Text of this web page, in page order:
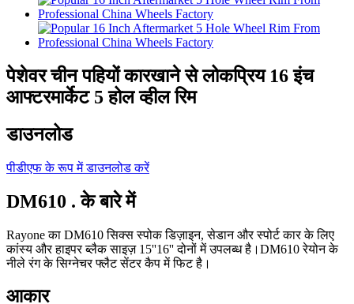
पेशेवर चीन पहियों कारखाने से लोकप्रिय 16 इंच
आफ्टरमार्केट 5 होल व्हील रिम
डाउनलोड
पीडीएफ के रूप में डाउनलोड करें
DM610 . के बारे में
Rayone का DM610 सिक्स स्पोक डिज़ाइन, सेडान और स्पोर्ट कार के लिए
कांस्य और हाइपर ब्लैक साइज़ 15''16'' दोनों में उपलब्ध है।DM610 रेयोन के
नीले रंग के सिग्नेचर फ्लैट सेंटर कैप में फिट है।
आकार